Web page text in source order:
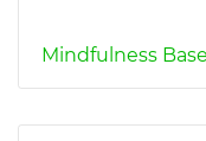
Mindfulness